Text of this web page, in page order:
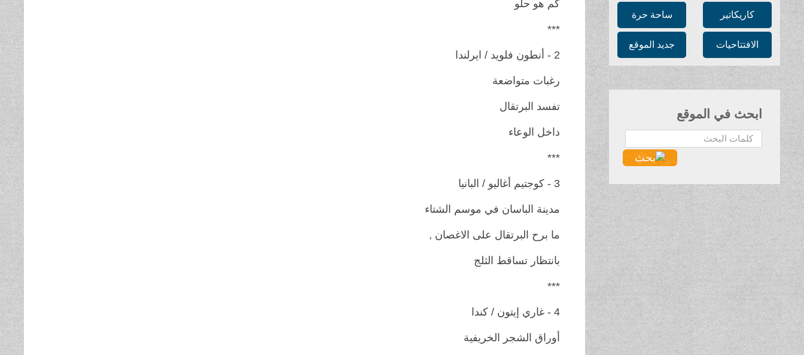
كاريكاتير ساحة حرة
الافتتاحيات جديد الموقع
ابحث في الموقع
البحث...
كم هو حلو
***
2 - أنطون فلويد / ايرلندا
رغبات متواضعة
تفسد البرتقال
داخل الوعاء
***
3 - كوجتيم أغاليو / البانيا
مدينة الباسان في موسم الشتاء
ما برح البرتقال على الاغصان ,
بانتظار تساقط الثلج
***
4 - غاري إيتون / كندا
أوراق الشجر الخريفية